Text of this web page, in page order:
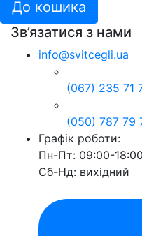
До кошика
Зв’язатися з нами
info@svitcegli.ua
(067) 235 71
(050) 787 79
Графік роботи:
Пн-Пт: 09:00-18:00
Сб-Нд: вихідний